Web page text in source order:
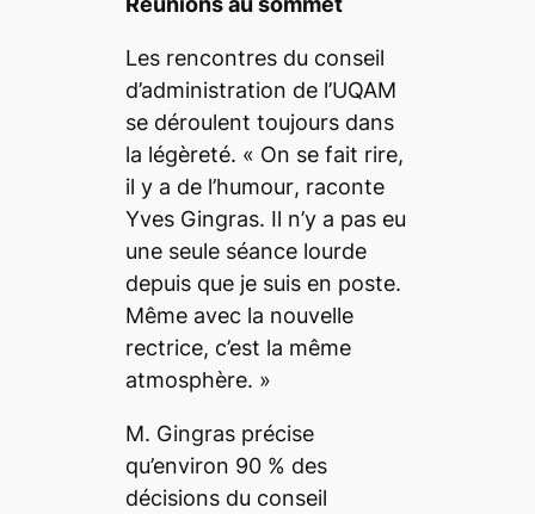
Les rencontres du conseil
d’administration de l’UQAM
se déroulent toujours dans
la légèreté. « On se fait rire,
il y a de l’humour, raconte
Yves Gingras. Il n’y a pas eu
une seule séance lourde
depuis que je suis en poste.
Même avec la nouvelle
rectrice, c’est la même
atmosphère. »
M. Gingras précise
qu’environ 90 % des
décisions du conseil